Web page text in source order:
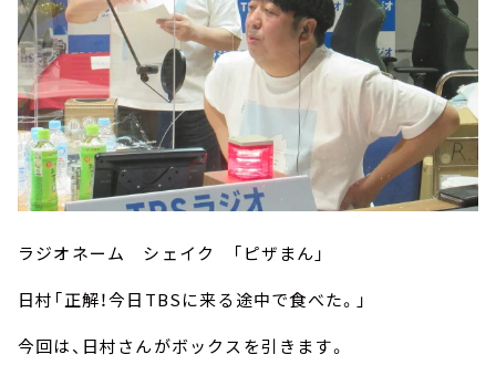
ラジオネーム シェイク 「ピザまん」
日村「正解！今日TBSに来る途中で食べた。」
今回は、日村さんがボックスを引きます。